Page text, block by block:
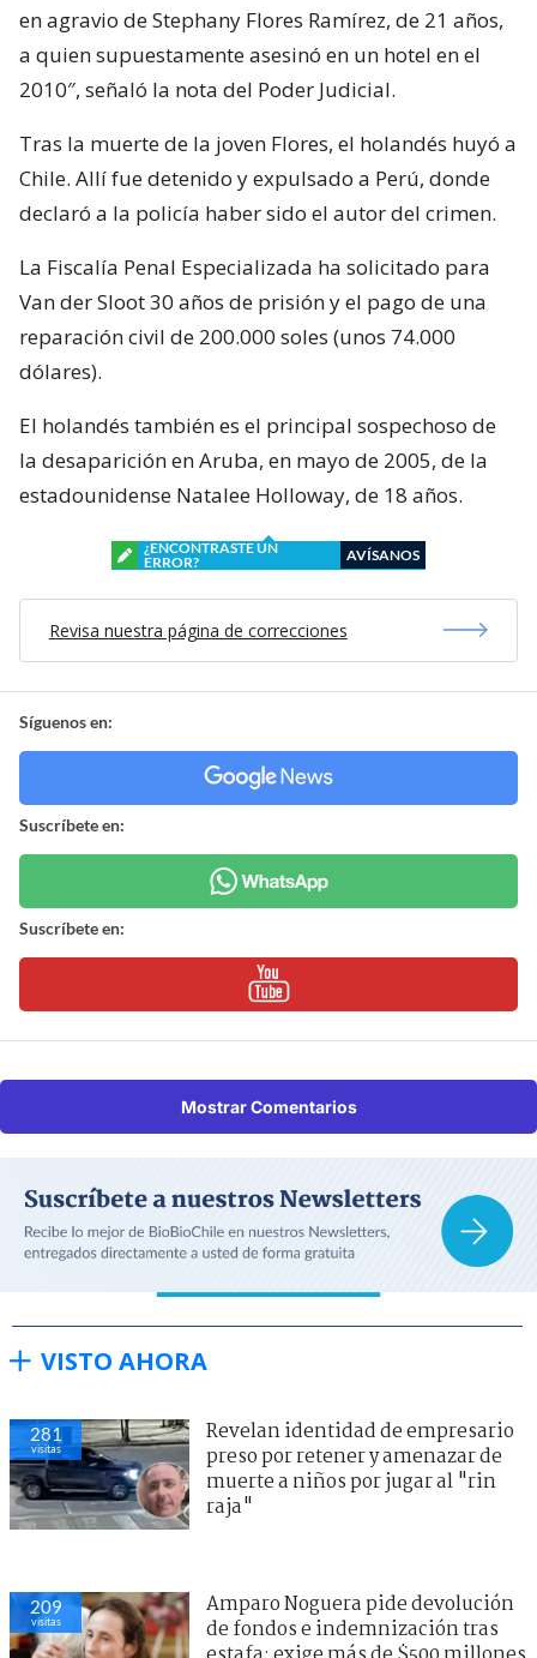
en agravio de Stephany Flores Ramírez, de 21 años,
a quien supuestamente asesinó en un hotel en el
2010″, señaló la nota del Poder Judicial.
Tras la muerte de la joven Flores, el holandés huyó a
Chile. Allí fue detenido y expulsado a Perú, donde
declaró a la policía haber sido el autor del crimen.
La Fiscalía Penal Especializada ha solicitado para
Van der Sloot 30 años de prisión y el pago de una
reparación civil de 200.000 soles (unos 74.000
dólares).
El holandés también es el principal sospechoso de
la desaparición en Aruba, en mayo de 2005, de la
estadounidense Natalee Holloway, de 18 años.
¿ENCONTRASTE UN
ERROR?
AVÍSANOS
Revisa nuestra página de correcciones
Síguenos en:
Suscríbete en:
Suscríbete en:
Mostrar Comentarios
VISTO AHORA
281
visitas
Revelan identidad de empresario
preso por retener y amenazar de
muerte a niños por jugar al "rin
raja"
209
visitas
Amparo Noguera pide devolución
de fondos e indemnización tras